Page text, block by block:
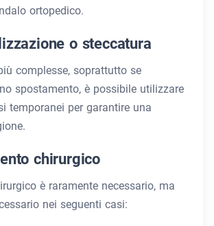
ortopedico.
o steccatura
complesse, soprattutto se
spostamento, è possibile utilizzare
temporanei per garantire una
chirurgico
è raramente necessario, ma
nei seguenti casi: